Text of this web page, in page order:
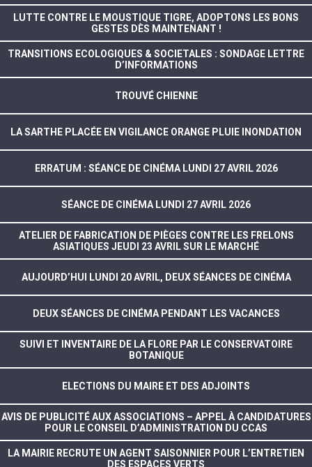
LUTTE CONTRE LE MOUSTIQUE TIGRE, ADOPTONS LES BONS
GESTES DÈS MAINTENANT !
TRANSITIONS ECOLOGIQUES & SOCIETALES : SONDAGE LETTRE
D’INFORMATIONS
TROUVÉ CHIENNE
LA SARTHE PLACÉE EN VIGILANCE ORANGE PLUIE INONDATION
ERRATUM : SÉANCE DE CINÉMA LUNDI 27 AVRIL 2026
SÉANCE DE CINÉMA LUNDI 27 AVRIL 2026
ATELIER DE FABRICATION DE PIÈGES CONTRE LES FRELONS
ASIATIQUES JEUDI 23 AVRIL SUR LE MARCHÉ
AUJOURD’HUI LUNDI 20 AVRIL, DEUX SÉANCES DE CINÉMA
DEUX SÉANCES DE CINÉMA PENDANT LES VACANCES
SUIVI ET INVENTAIRE DE LA FLORE PAR LE CONSERVATOIRE
BOTANIQUE
ELECTIONS DU MAIRE ET DES ADJOINTS
AVIS DE PUBLICITÉ AUX ASSOCIATIONS – APPEL À CANDIDATURES
POUR LE CONSEIL D’ADMINISTRATION DU CCAS
LA MAIRIE RECRUTE UN AGENT SAISONNIER POUR L’ENTRETIEN
DES ESPACES VERTS